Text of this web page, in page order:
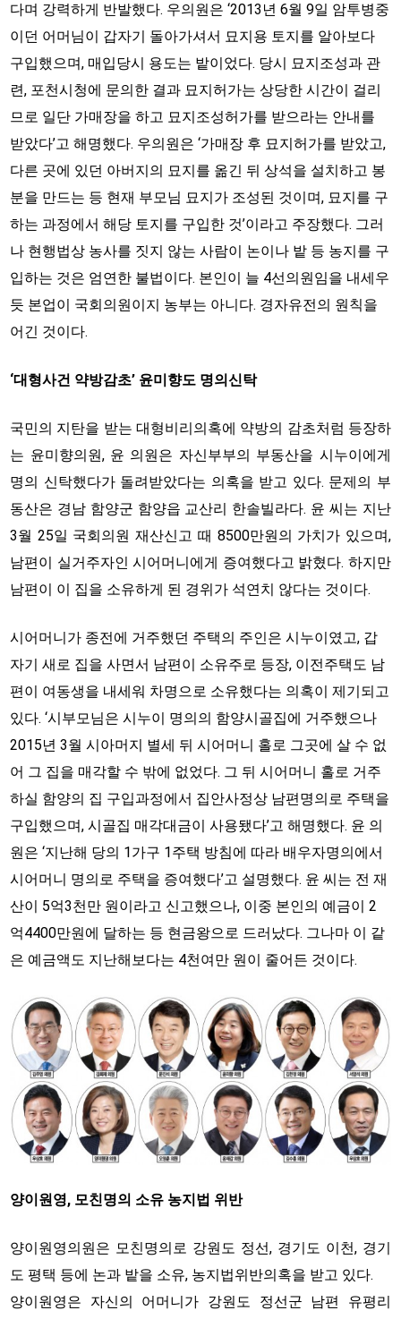
다며 강력하게 반발했다. 우의원은 ‘2013년 6월 9일 암투병중
이던 어머님이 갑자기 돌아가셔서 묘지용 토지를 알아보다
구입했으며, 매입당시 용도는 밭이었다. 당시 묘지조성과 관
련, 포천시청에 문의한 결과 묘지허가는 상당한 시간이 걸리
므로 일단 가매장을 하고 묘지조성허가를 받으라는 안내를
받았다’고 해명했다. 우의원은 ‘가매장 후 묘지허가를 받았고,
다른 곳에 있던 아버지의 묘지를 옮긴 뒤 상석을 설치하고 봉
분을 만드는 등 현재 부모님 묘지가 조성된 것이며, 묘지를 구
하는 과정에서 해당 토지를 구입한 것’이라고 주장했다. 그러
나 현행법상 농사를 짓지 않는 사람이 논이나 밭 등 농지를 구
입하는 것은 엄연한 불법이다. 본인이 늘 4선의원임을 내세우
듯 본업이 국회의원이지 농부는 아니다. 경자유전의 원칙을
어긴 것이다.
‘대형사건 약방감초’ 윤미향도 명의신탁
국민의 지탄을 받는 대형비리의혹에 약방의 감초처럼 등장하
는 윤미향의원, 윤 의원은 자신부부의 부동산을 시누이에게
명의 신탁했다가 돌려받았다는 의혹을 받고 있다. 문제의 부
동산은 경남 함양군 함양읍 교산리 한솔빌라다. 윤 씨는 지난
3월 25일 국회의원 재산신고 때 8500만원의 가치가 있으며,
남편이 실거주자인 시어머니에게 증여했다고 밝혔다. 하지만
남편이 이 집을 소유하게 된 경위가 석연치 않다는 것이다.
시어머니가 종전에 거주했던 주택의 주인은 시누이였고, 갑
자기 새로 집을 사면서 남편이 소유주로 등장, 이전주택도 남
편이 여동생을 내세워 차명으로 소유했다는 의혹이 제기되고
있다. ‘시부모님은 시누이 명의의 함양시골집에 거주했으나
2015년 3월 시아머지 별세 뒤 시어머니 홀로 그곳에 살 수 없
어 그 집을 매각할 수 밖에 없었다. 그 뒤 시어머니 홀로 거주
하실 함양의 집 구입과정에서 집안사정상 남편명의로 주택을
구입했으며, 시골집 매각대금이 사용됐다’고 해명했다. 윤 의
원은 ‘지난해 당의 1가구 1주택 방침에 따라 배우자명의에서
시어머니 명의로 주택을 증여했다’고 설명했다. 윤 씨는 전 재
산이 5억3천만 원이라고 신고했으나, 이중 본인의 예금이 2
억4400만원에 달하는 등 현금왕으로 드러났다. 그나마 이 같
은 예금액도 지난해보다는 4천여만 원이 줄어든 것이다.
양이원영, 모친명의 소유 농지법 위반
양이원영의원은 모친명의로 강원도 정선, 경기도 이천, 경기
도 평택 등에 논과 밭을 소유, 농지법위반의혹을 받고 있다.
양이원영은 자신의 어머니가 강원도 정선군 남편 유평리